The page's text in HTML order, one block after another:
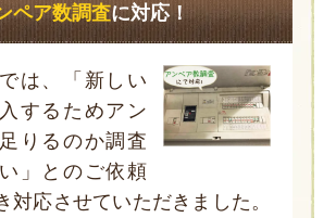
ペア数調査に対応！
は、「新しい
するためアン
りるのか調査
」とのご依頼
対応させていただきました。